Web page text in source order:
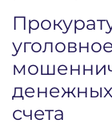
денежных
счета